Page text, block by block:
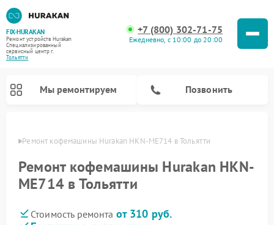
FIX-HURAKAN
Ремонт устройств Hurakan
Специализированный
cервисный центр г.
Тольятти
+7 (800) 302-71-75
Ежедневно, с 10:00 до 20:00
Мы ремонтируем Позвонить
Ремонт кофемашины Hurakan HKN-ME714 в Тольятти
Ремонт кофемашины Hurakan HKN-
ME714 в Тольятти
Стоимость ремонта от 310 руб.